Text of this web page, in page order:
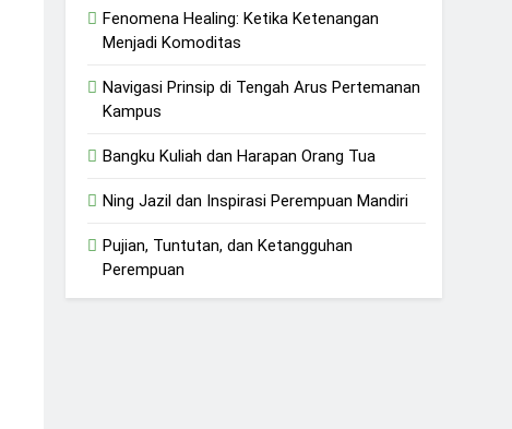
Fenomena Healing: Ketika Ketenangan
Menjadi Komoditas
Navigasi Prinsip di Tengah Arus Pertemanan
Kampus
Bangku Kuliah dan Harapan Orang Tua
Ning Jazil dan Inspirasi Perempuan Mandiri
Pujian, Tuntutan, dan Ketangguhan
Perempuan